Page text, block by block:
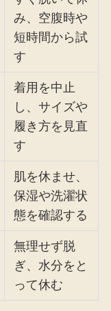
み、空腹時や
短時間から試
す
着用を中止
し、サイズや
履き方を見直
す
肌を休ませ、
保湿や洗濯状
態を確認する
無理せず脱
ぎ、水分をと
って休む